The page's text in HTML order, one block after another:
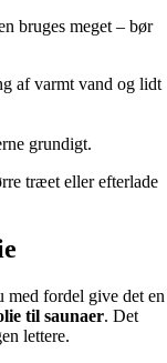
bruges meget – bør
af varmt vand og lidt
grundigt.
træet eller efterlade
med fordel give det en
til saunaer. Det
lettere.